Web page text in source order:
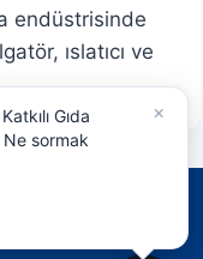
endüstrisinde
ıslatıcı ve
mahfuzdur,
×
Gıda
Ne sormak